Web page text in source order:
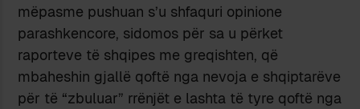
mëpasme pushuan s’u shfaquri opinione
parashkencore, sidomos për sa u përket
raporteve të shqipes me greqishten, që
mbaheshin gjallë qoftë nga nevoja e shqiptarëve
për të “zbuluar” rrënjët e lashta të tyre qoftë nga